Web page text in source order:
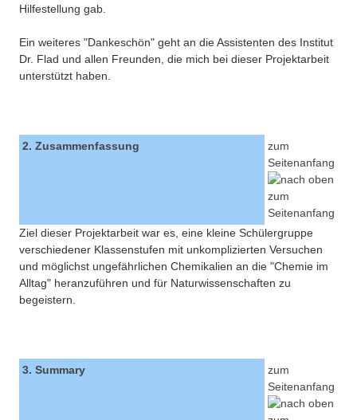
Hilfestellung gab.
Ein weiteres "Dankeschön" geht an die Assistenten des Institut
Dr. Flad und allen Freunden, die mich bei dieser Projektarbeit
unterstützt haben.
2. Zusammenfassung
zum
Seitenanfang
Ziel dieser Projektarbeit war es, eine kleine Schülergruppe
verschiedener Klassenstufen mit unkomplizierten Versuchen
und möglichst ungefährlichen Chemikalien an die "Chemie im
Alltag" heranzuführen und für Naturwissenschaften zu
begeistern.
3. Summary
zum
Seitenanfang